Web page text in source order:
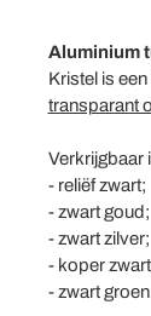
Aluminium
Kristel is
transparant
Verkrijgbaar
- reliëf zwart;
- zwart goud;
- zwart zilver;
- koper
- zwart